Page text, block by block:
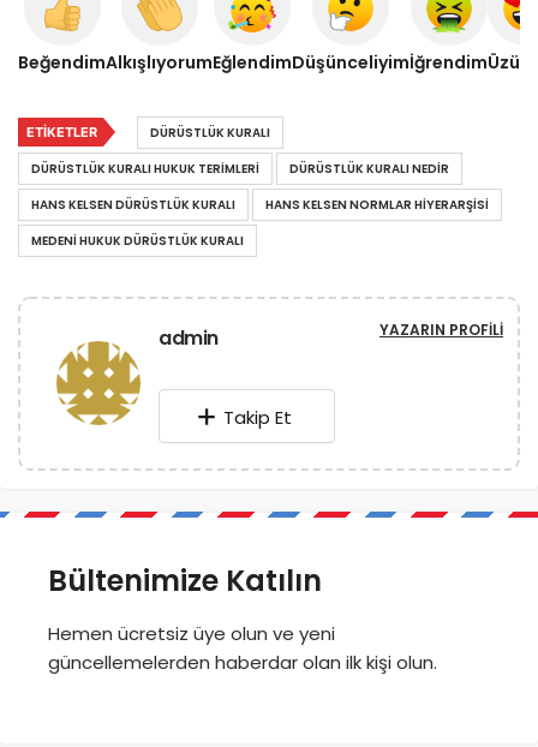
BeğendimAlkışlıyorumEğlendimDüşünceliyimİğrendim
ETIKETLER
DÜRÜSTLÜK KURALI
DÜRÜSTLÜK KURALI HUKUK TERIMLERI
DÜRÜSTLÜK KURALI NEDIR
HANS KELSEN DÜRÜSTLÜK KURALI
HANS KELSEN NORMLAR HIYERARŞISI
MEDENI HUKUK DÜRÜSTLÜK KURALI
admin YAZARIN PROFILI
Takip Et
Bültenimize Katılın
Hemen ücretsiz üye olun ve yeni
güncellemelerden haberdar olan ilk kişi olun.